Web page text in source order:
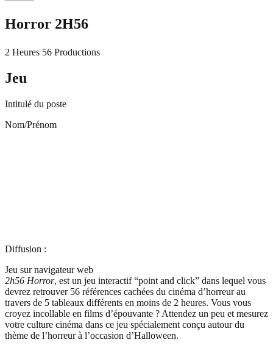
Horror 2H56
2 Heures 56 Productions
Jeu
Intitulé du poste
Nom/Prénom
Diffusion :
Jeu sur navigateur web
2h56 Horror, est un jeu interactif “point and click” dans lequel vous
devrez retrouver 56 références cachées du cinéma d’horreur au
travers de 5 tableaux différents en moins de 2 heures. Vous vous
croyez incollable en films d’épouvante ? Attendez un peu et mesurez
votre culture cinéma dans ce jeu spécialement conçu autour du
thème de l’horreur à l’occasion d’Halloween.